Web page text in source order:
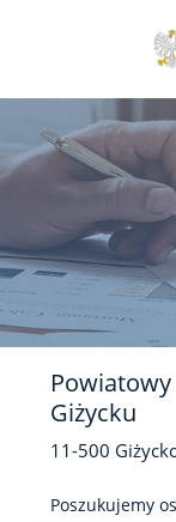
Giżycku
11-500
Poszukujemy